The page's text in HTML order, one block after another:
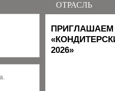
ОТРАСЛЬ
ПРИГЛАШАЕМ
2026»